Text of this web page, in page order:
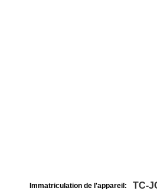
Immatriculation de l'appareil: TC-